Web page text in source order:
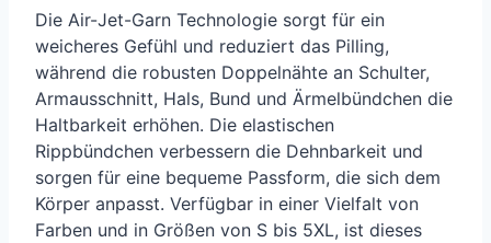
Die Air-Jet-Garn Technologie sorgt für ein
weicheres Gefühl und reduziert das Pilling,
während die robusten Doppelnähte an Schulter,
Armausschnitt, Hals, Bund und Ärmelbündchen die
Haltbarkeit erhöhen. Die elastischen
Rippbündchen verbessern die Dehnbarkeit und
sorgen für eine bequeme Passform, die sich dem
Körper anpasst. Verfügbar in einer Vielfalt von
Farben und in Größen von S bis 5XL, ist dieses